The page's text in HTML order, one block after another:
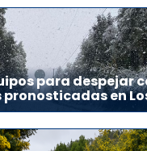
para despejar
en